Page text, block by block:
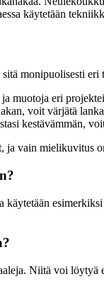
käytetään
monipuolisesti
muotoja eri
voit värjätä
kestävämmän,
vain mielikuvitus
Niitä voi